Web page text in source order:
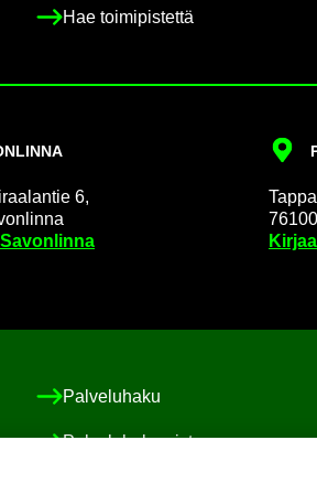
Hae toi­mi­pis­tet­tä
6,
Pal­ve­lu­ha­ku
Pal­ve­lu­ha­ke­mis­to